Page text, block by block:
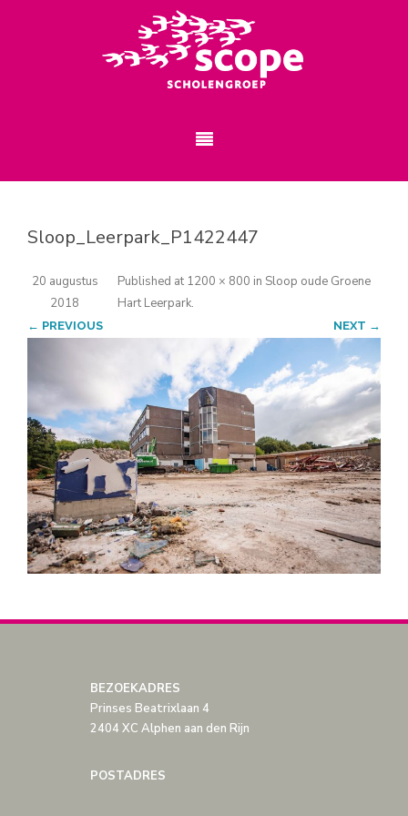
Sloop_Leerpark_P1422447
Published
20 augustus
2018
at 1200 × 800 in Sloop oude Groene
Hart Leerpark.
← PREVIOUS NEXT →
BEZOEKADRES
Prinses Beatrixlaan 4
2404 XC Alphen aan den Rijn
POSTADRES